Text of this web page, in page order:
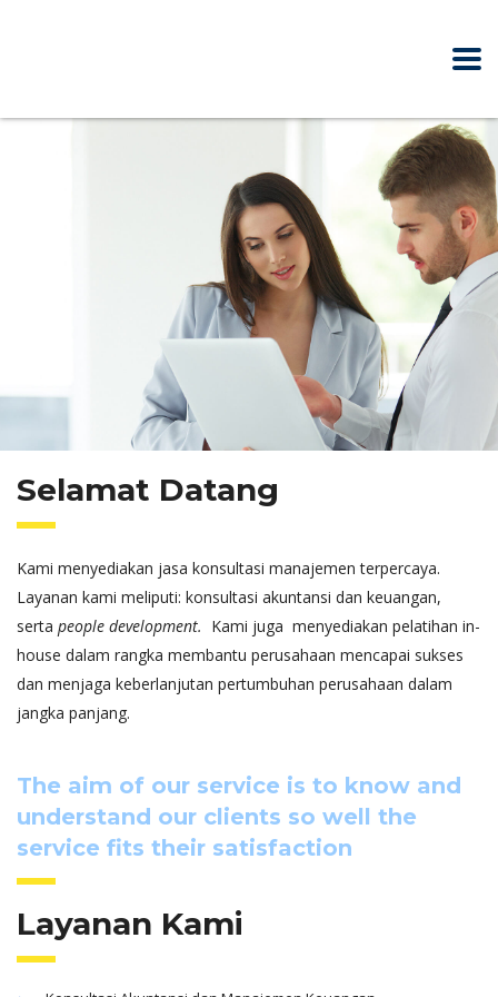
Selamat Datang
Kami menyediakan jasa konsultasi manajemen terpercaya.
Layanan kami meliputi: konsultasi akuntansi dan keuangan,
serta people development. Kami juga menyediakan pelatihan in-
house dalam rangka membantu perusahaan mencapai sukses
dan menjaga keberlanjutan pertumbuhan perusahaan dalam
jangka panjang.
The aim of our service is to know and
understand our clients so well the
service fits their satisfaction
Layanan Kami